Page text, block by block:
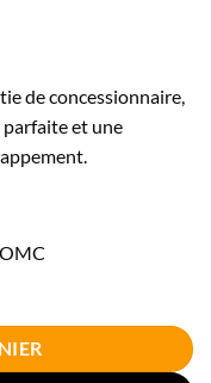
de concessionnaire,
parfaite et une